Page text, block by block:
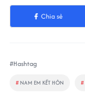
Chia sẻ
#Hashtag
# NAM EM KẾT HÔN #